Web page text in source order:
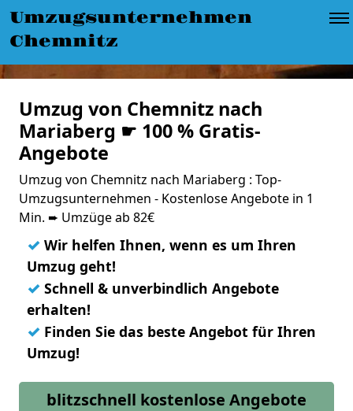
Umzugsunternehmen
Chemnitz
Umzug von Chemnitz nach
Mariaberg ☛ 100 % Gratis-
Angebote
Umzug von Chemnitz nach Mariaberg : Top-
Umzugsunternehmen - Kostenlose Angebote in 1
Min. ➨ Umzüge ab 82€
✓ Wir helfen Ihnen, wenn es um Ihren
Umzug geht!
✓ Schnell & unverbindlich Angebote
erhalten!
✓ Finden Sie das beste Angebot für Ihren
Umzug!
blitzschnell kostenlose Angebote